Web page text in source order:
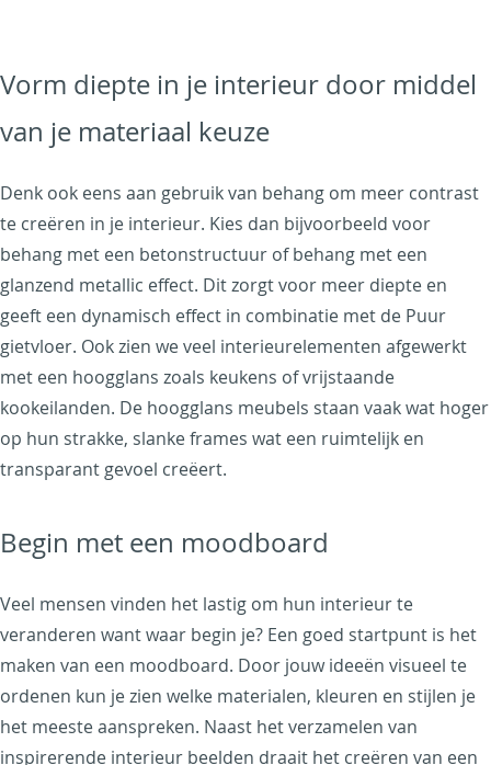
Vorm diepte in je interieur door middel
van je materiaal keuze
Denk ook eens aan gebruik van behang om meer contrast
te creëren in je interieur. Kies dan bijvoorbeeld voor
behang met een betonstructuur of behang met een
glanzend metallic effect. Dit zorgt voor meer diepte en
geeft een dynamisch effect in combinatie met de Puur
gietvloer. Ook zien we veel interieurelementen afgewerkt
met een hoogglans zoals keukens of vrijstaande
kookeilanden. De hoogglans meubels staan vaak wat hoger
op hun strakke, slanke frames wat een ruimtelijk en
transparant gevoel creëert.
Begin met een moodboard
Veel mensen vinden het lastig om hun interieur te
veranderen want waar begin je? Een goed startpunt is het
maken van een moodboard. Door jouw ideeën visueel te
ordenen kun je zien welke materialen, kleuren en stijlen je
het meeste aanspreken. Naast het verzamelen van
inspirerende interieur beelden draait het creëren van een